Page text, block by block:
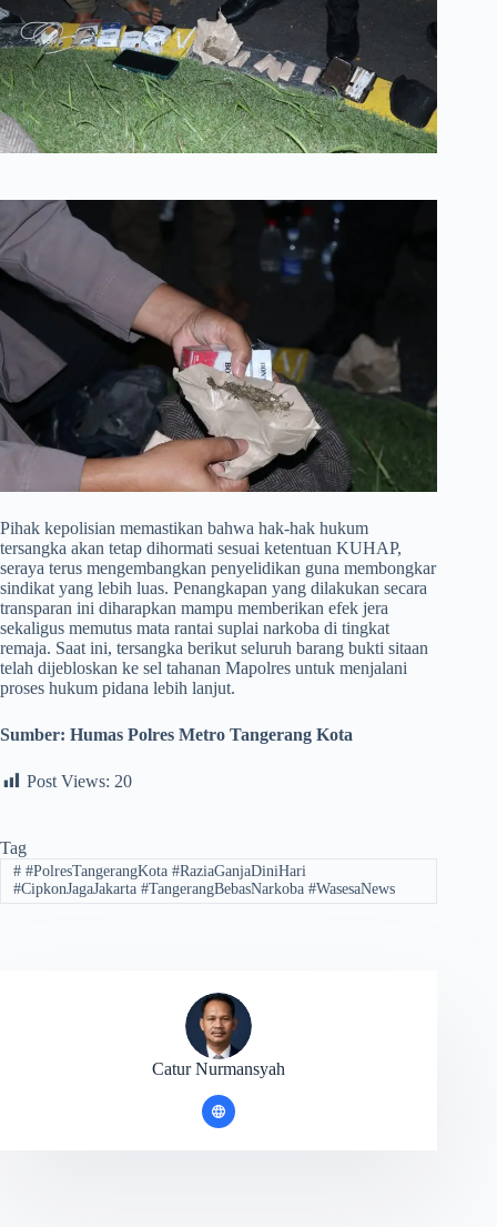
Pihak kepolisian memastikan bahwa hak-hak hukum
tersangka akan tetap dihormati sesuai ketentuan KUHAP,
seraya terus mengembangkan penyelidikan guna membongkar
sindikat yang lebih luas. Penangkapan yang dilakukan secara
transparan ini diharapkan mampu memberikan efek jera
sekaligus memutus mata rantai suplai narkoba di tingkat
remaja. Saat ini, tersangka berikut seluruh barang bukti sitaan
telah dijebloskan ke sel tahanan Mapolres untuk menjalani
proses hukum pidana lebih lanjut.
Sumber: Humas Polres Metro Tangerang Kota
Post Views: 20
Tag
##PolresTangerangKota #RaziaGanjaDiniHari
#CipkonJagaJakarta #TangerangBebasNarkoba #WasesaNews
Catur Nurmansyah